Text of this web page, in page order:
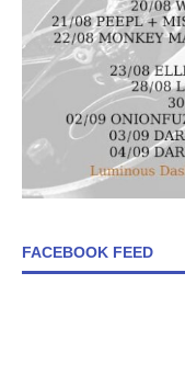
FACEBOOK FEED